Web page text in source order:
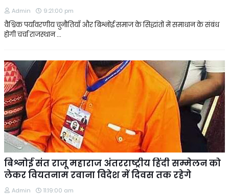
Admin 9:21:00 pm
वैश्विक पर्यावरणीय चुनौतियाँ और बिश्नोई समाज के सिद्धांतों में समाधान के संबंध
होगी चर्चा राजस्थान …
बिश्नोई संत राजू महाराज अंतरराष्ट्रीय हिंदी सम्मेलन को
लेकर वियतनाम रवाना विदेश में दिवस तक रहेगे
Admin 11:19:00 am